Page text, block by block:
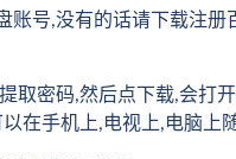
账号,没有的话请下载注
取密码,然后点下载,会打
在手机上,电视上,电脑上